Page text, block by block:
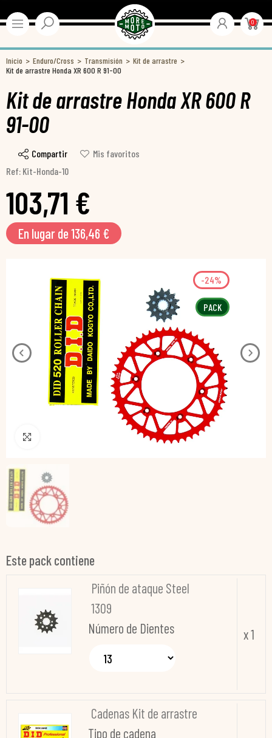
0
Inicio Enduro/Cross Transmisión
Kit de arrastre
Kit de arrastre Honda XR 600 R 91-00
Kit de arrastre Honda XR 600 R
91-00
Compartir
Mis favoritos
Ref: Kit-Honda-10
103,71 €
En lugar de 136,46 €
PACK
-24%
Pincha para agrandar
Este pack contiene
Piñón de ataque Steel
1309
Número de Dientes
x 1
Cadenas Kit de arrastre
Tipo de cadena